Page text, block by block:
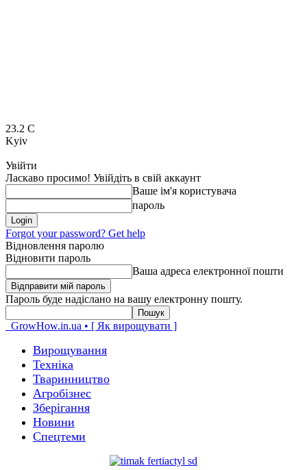
23.2 C
Kyiv
Увійти
Ласкаво просимо! Увійдіть в свій аккаунт
Ваше ім'я користувача
пароль
Forgot your password? Get help
Відновлення паролю
Відновити пароль
Ваша адреса електронної пошти
Пароль буде надіслано на вашу електронну пошту.
GrowHow.in.ua • [ Як вирощувати ]
Вирощування
Техніка
Тваринництво
Агробізнес
Зберігання
Новини
Спецтеми